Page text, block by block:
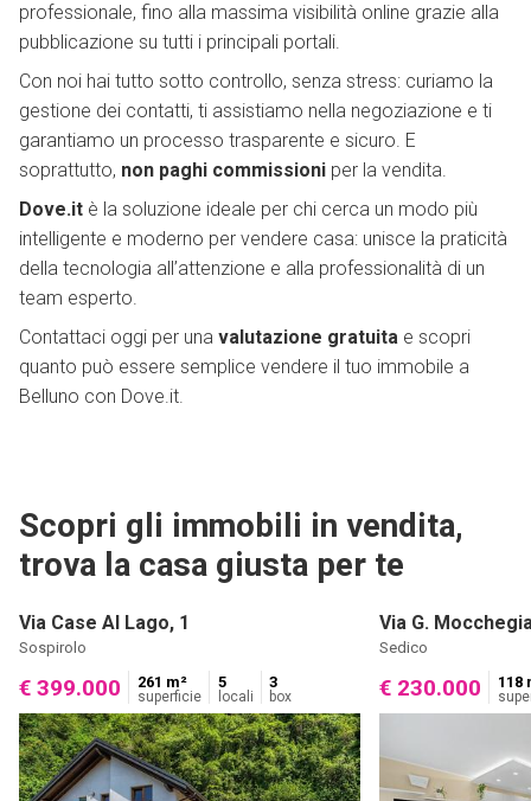
professionale, fino alla massima visibilità online grazie alla
pubblicazione su tutti i principali portali.
Con noi hai tutto sotto controllo, senza stress: curiamo la
gestione dei contatti, ti assistiamo nella negoziazione e ti
garantiamo un processo trasparente e sicuro. E
soprattutto, non paghi commissioni per la vendita.
Dove.it è la soluzione ideale per chi cerca un modo più
intelligente e moderno per vendere casa: unisce la praticità
della tecnologia all’attenzione e alla professionalità di un
team esperto.
Contattaci oggi per una valutazione gratuita e scopri
quanto può essere semplice vendere il tuo immobile a
Belluno con Dove.it.
Scopri gli immobili in vendita,
trova la casa giusta per te
Via Case Al Lago, 1
Sospirolo
€ 399.000 261 m²
superficie
5
locali
3
box
Via G.
Sedico
€ 230.000 118